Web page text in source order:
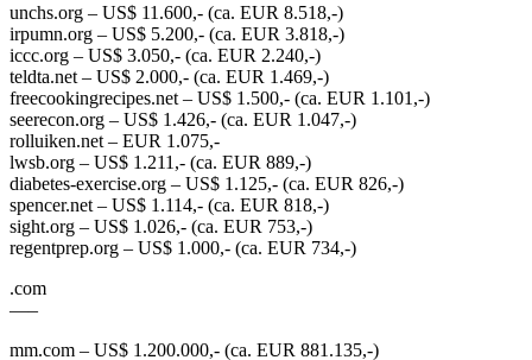
unchs.org – US$ 11.600,- (ca. EUR 8.518,-)
irpumn.org – US$ 5.200,- (ca. EUR 3.818,-)
iccc.org – US$ 3.050,- (ca. EUR 2.240,-)
teldta.net – US$ 2.000,- (ca. EUR 1.469,-)
freecookingrecipes.net – US$ 1.500,- (ca. EUR 1.101,-)
seerecon.org – US$ 1.426,- (ca. EUR 1.047,-)
rolluiken.net – EUR 1.075,-
lwsb.org – US$ 1.211,- (ca. EUR 889,-)
diabetes-exercise.org – US$ 1.125,- (ca. EUR 826,-)
spencer.net – US$ 1.114,- (ca. EUR 818,-)
sight.org – US$ 1.026,- (ca. EUR 753,-)
regentprep.org – US$ 1.000,- (ca. EUR 734,-)
.com
—–
mm.com – US$ 1.200.000,- (ca. EUR 881.135,-)